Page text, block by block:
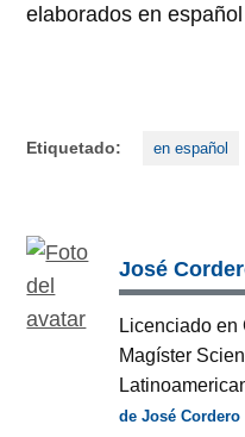
elaborados en
Etiquetado: en español
José
Licenciado en
Magíster
de José Cordero